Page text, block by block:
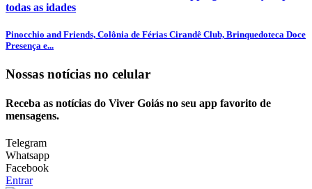
todas as idades
Pinocchio and Friends, Colônia de Férias Cirandê Club, Brinquedoteca Doce
Presença e...
Nossas notícias no celular
Receba as notícias do Viver Goiás no seu app favorito de
mensagens.
Telegram
Whatsapp
Facebook
Entrar